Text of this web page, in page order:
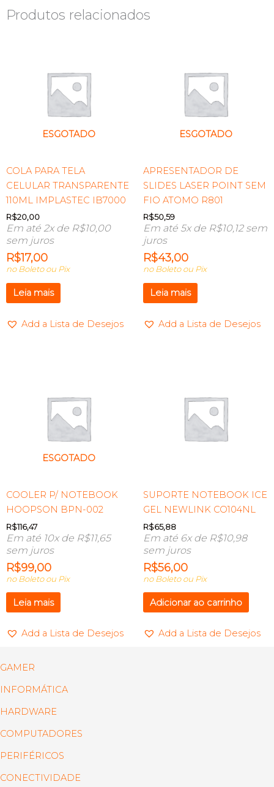
Produtos relacionados
ESGOTADO
COLA PARA TELA
CELULAR TRANSPARENTE
110ML IMPLASTEC IB7000
R$20,00
Em até 2x de R$10,00
sem juros
R$17,00
no Boleto ou Pix
Leia mais
Add a Lista de Desejos
ESGOTADO
APRESENTADOR DE
SLIDES LASER POINT SEM
FIO ATOMO R801
R$50,59
Em até 5x de R$10,12sem
juros
R$43,00
no Boleto ou Pix
Leia mais
Add a Lista de Desejos
ESGOTADO
COOLER P/ NOTEBOOK
HOOPSON BPN-002
R$116,47
Em até 10x de R$11,65
sem juros
R$99,00
no Boleto ou Pix
Leia mais
Add a Lista de Desejos
SUPORTE NOTEBOOK ICE
GEL NEWLINK CO104NL
R$65,88
Em até 6x de R$10,98
sem juros
R$56,00
no Boleto ou Pix
Adicionar ao carrinho
Add a Lista de Desejos
GAMER
INFORMÁTICA
HARDWARE
COMPUTADORES
PERIFÉRICOS
CONECTIVIDADE